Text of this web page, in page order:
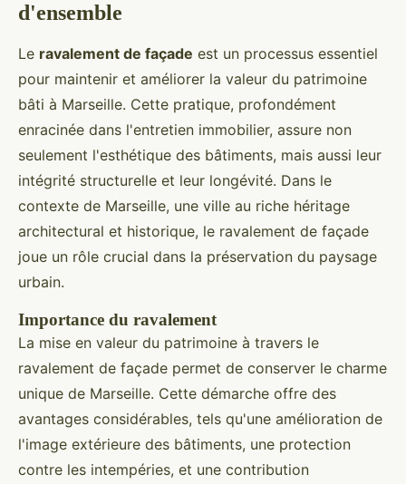
d'ensemble
Le ravalement de façade est un processus essentiel
pour maintenir et améliorer la valeur du patrimoine
bâti à Marseille. Cette pratique, profondément
enracinée dans l'entretien immobilier, assure non
seulement l'esthétique des bâtiments, mais aussi leur
intégrité structurelle et leur longévité. Dans le
contexte de Marseille, une ville au riche héritage
architectural et historique, le ravalement de façade
joue un rôle crucial dans la préservation du paysage
urbain.
Importance du ravalement
La mise en valeur du patrimoine à travers le
ravalement de façade permet de conserver le charme
unique de Marseille. Cette démarche offre des
avantages considérables, tels qu'une amélioration de
l'image extérieure des bâtiments, une protection
contre les intempéries, et une contribution